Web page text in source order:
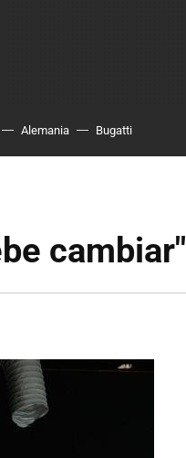
Alemania Bugatti
cambiar"